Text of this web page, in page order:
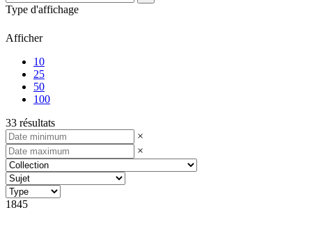
Type d'affichage
Afficher
10
25
50
100
33 résultats
×
×
1845